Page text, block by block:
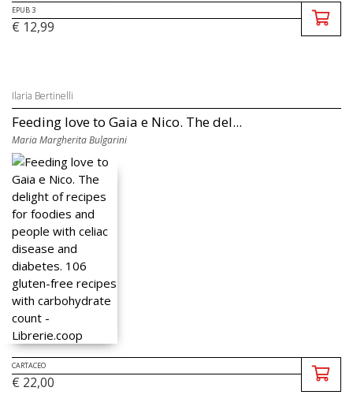
EPUB 3
€ 12,99
Ilaria Bertinelli
Feeding love to Gaia e Nico. The del...
Maria Margherita Bulgarini
CARTACEO
€ 22,00